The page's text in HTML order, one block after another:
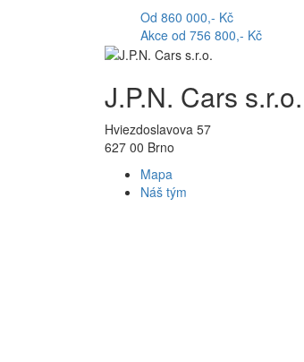
Od 860 000,- Kč
Akce od 756 800,- Kč
J.P.N. Cars s.r.o.
Hviezdoslavova 57
627 00 Brno
Mapa
Náš tým